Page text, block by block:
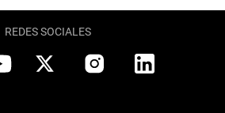
REDES SOCIALES